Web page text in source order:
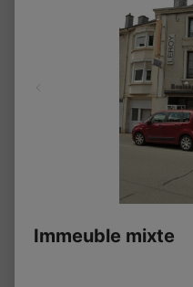
Immeuble mixte